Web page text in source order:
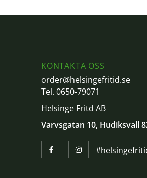
KONTAKTA OSS
order@helsingefritid.se
Tel. 0650-79071
Helsinge Fritd AB
Varvsgatan 10, Hudiksvall